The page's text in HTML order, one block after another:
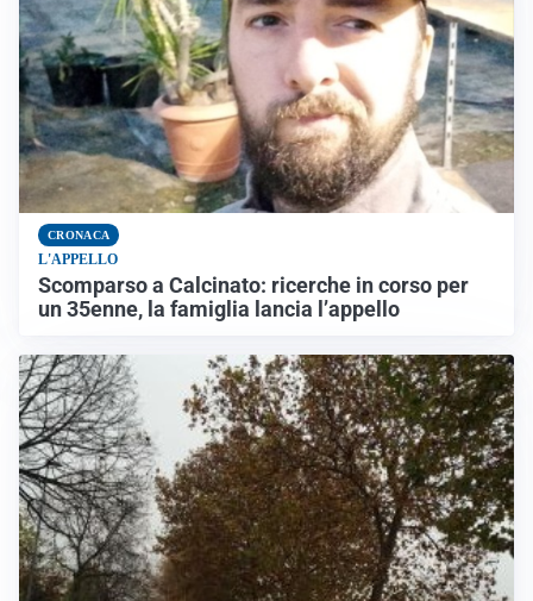
CRONACA
L'APPELLO
Scomparso a Calcinato: ricerche in corso per
un 35enne, la famiglia lancia l’appello